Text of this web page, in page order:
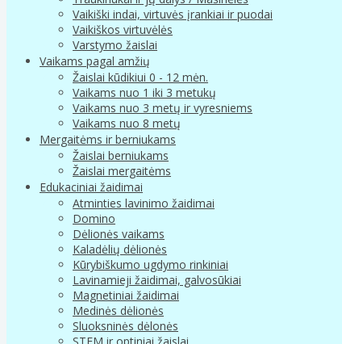
Vaikiški indai, virtuvės įrankiai ir puodai
Vaikiškos virtuvėlės
Varstymo žaislai
Vaikams pagal amžių
Žaislai kūdikiui 0 - 12 mėn.
Vaikams nuo 1 iki 3 metukų
Vaikams nuo 3 metų ir vyresniems
Vaikams nuo 8 metų
Mergaitėms ir berniukams
Žaislai berniukams
Žaislai mergaitėms
Edukaciniai žaidimai
Atminties lavinimo žaidimai
Domino
Dėlionės vaikams
Kaladėlių dėlionės
Kūrybiškumo ugdymo rinkiniai
Lavinamieji žaidimai, galvosūkiai
Magnetiniai žaidimai
Medinės dėlionės
Sluoksninės dėlonės
STEM ir optiniai žaislai